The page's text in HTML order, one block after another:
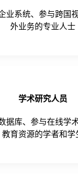
业系统、参与跨国
外业务的专业人士
学术研究人员
据库、参与在线学
教育资源的学者和学